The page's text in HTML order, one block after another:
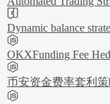
Dynamic balance
OKXFunding Fee
币安资金费率套利